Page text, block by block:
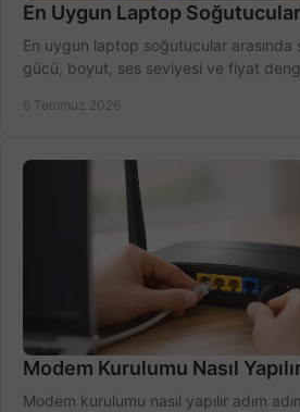
En Uygun Laptop
En uygun laptop soğutucular
gücü, boyut, ses seviyesi ve fiyat
6 Temmuz 2026
Modem Kurulumu Nasıl
Modem kurulumu nasıl yapılır adım